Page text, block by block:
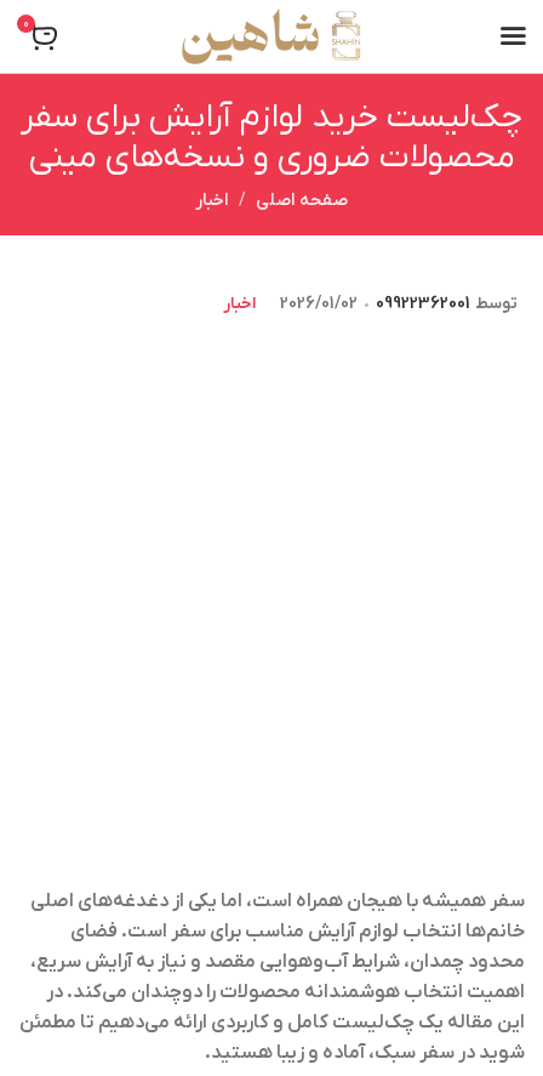
0
چک‌لیست خرید لوازم آرایش برای سفر
محصولات ضروری و نسخه‌های مینی
صفحه اصلی اخبار
توسط 09922362001
2026/01/02 اخبار
سفر همیشه با هیجان همراه است، اما یکی از دغدغه‌های اصلی
خانم‌ها انتخاب لوازم آرایش مناسب برای سفر است. فضای
محدود چمدان، شرایط آب‌وهوایی مقصد و نیاز به آرایش سریع،
اهمیت انتخاب هوشمندانه محصولات را دوچندان می‌کند. در
این مقاله یک چک‌لیست کامل و کاربردی ارائه می‌دهیم تا مطمئن
شوید در سفر سبک، آماده و زیبا هستید.